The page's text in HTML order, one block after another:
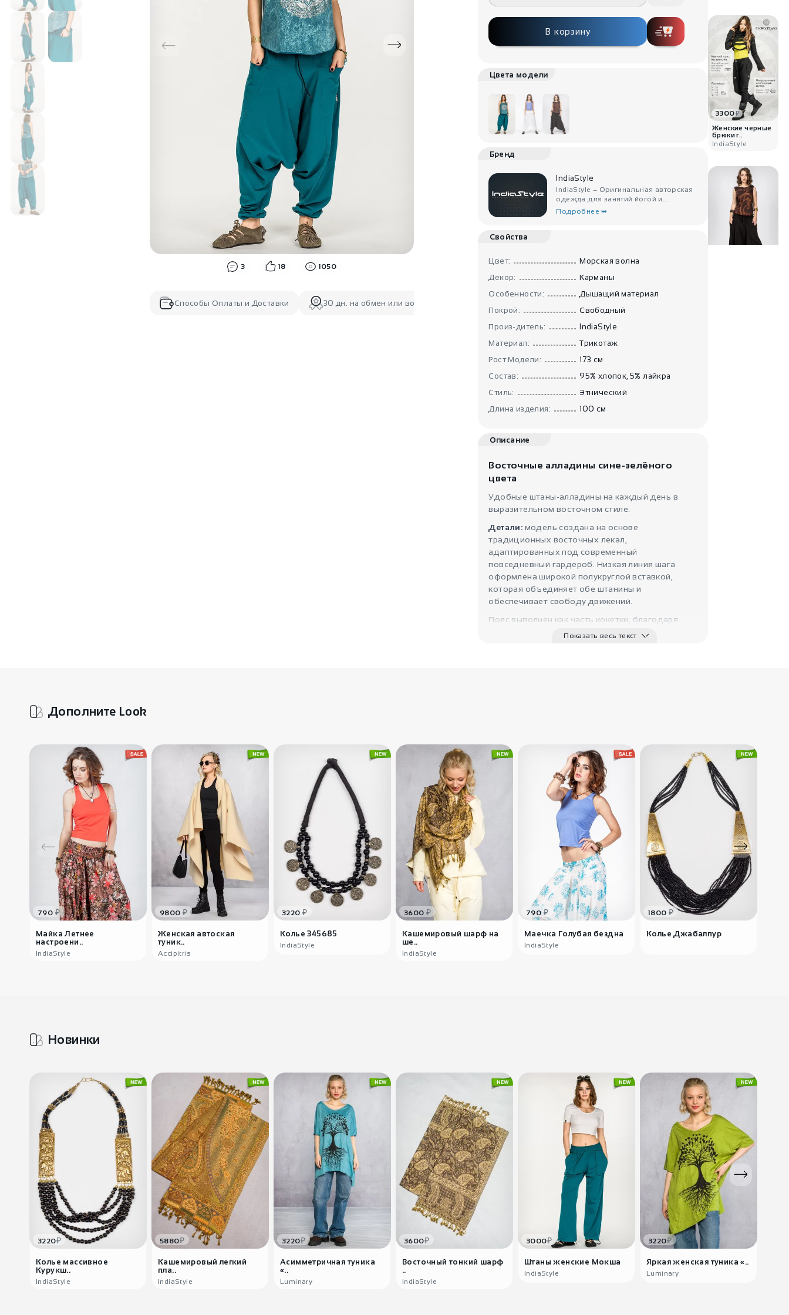
3 18 1050
Способы Оплаты и Доставки 30 дн. на обмен или возврат
В корзину
Цвета модели
Бренд
IndiaStyle
IndiaStyle – Оригинальная авторская
одежда для занятий йогой и...
Подробнее ➥
Свойства
Цвет:
Морская волна
Декор:
Карманы
Особенности:
Дышащий материал
Покрой:
Свободный
Произ-дитель:
IndiaStyle
Материал:
Трикотаж
Рост Модели:
173 см
Состав:
95% хлопок, 5% лайкра
Стиль:
Этнический
Длина изделия:
100 см
Описание
Восточные алладины сине-зелёного
цвета
Удобные штаны-алладины на каждый день в
выразительном восточном стиле.
Детали: модель создана на основе
традиционных восточных лекал,
адаптированных под современный
повседневный гардероб. Низкая линия шага
оформлена широкой полукруглой вставкой,
которая объединяет обе штанины и
обеспечивает свободу движений.
Пояс выполнен как часть кокетки, благодаря
чему посадка выглядит аккуратно и комфортно
Показать весь текст
3300₽
Женские черные
брюки г..
IndiaStyle
3400₽
Брюки галифе из
футера..
IndiaStyle
Дополните Look
790 ₽
Майка Летнее
настроени..
IndiaStyle
9800 ₽
Женская автоская
туник..
Accipitris
3220 ₽
Колье 345685
IndiaStyle
3600 ₽
Кашемировый шарф на
ше..
IndiaStyle
790 ₽
Маечка Голубая бездна
IndiaStyle
1800 ₽
Колье Джабалпур
Новинки
3220₽
Колье массивное
Курукш..
IndiaStyle
5880₽
Кашемировый легкий
пла..
IndiaStyle
3220₽
Асимметричная туника
«..
Luminary
3600₽
Восточный тонкий шарф
..
IndiaStyle
3000₽
Штаны женские Мокша
IndiaStyle
3220₽
Яркая женская туника «..
Luminary